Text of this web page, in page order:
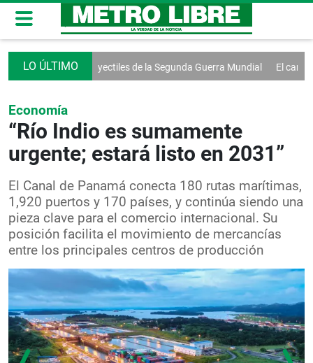
Descubren proyectiles de la Segunda Guerra Mundial El candidato
Economía
“Río Indio es sumamente
urgente; estará listo en 2031”
El Canal de Panamá conecta 180 rutas marítimas,
1,920 puertos y 170 países, y continúa siendo una
pieza clave para el comercio internacional. Su
posición facilita el movimiento de mercancías
entre los principales centros de producción